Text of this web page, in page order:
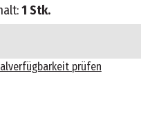
1 Stk.
prüfen